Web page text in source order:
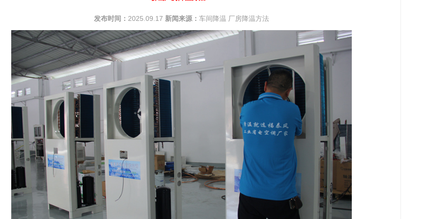
发布时间： 2025.09.17 新闻来源： 车间降温 厂房降温方法